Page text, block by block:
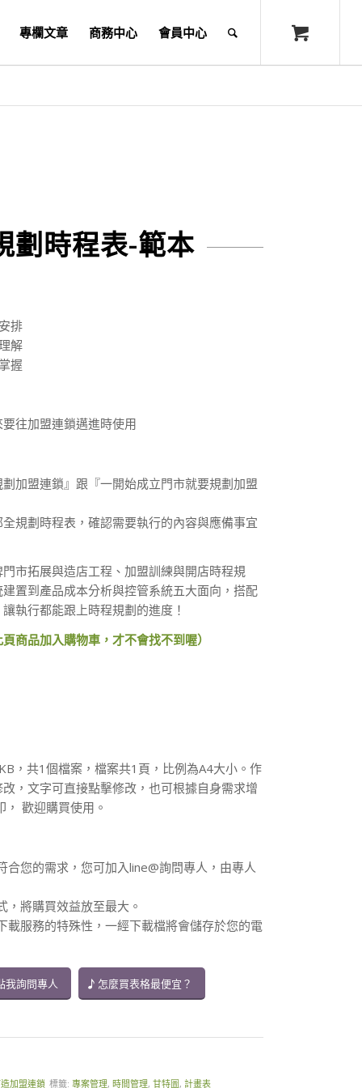
專欄文章 商務中心 會員中心
劃時程表-範本
排
解
握
往加盟連鎖邁進時使用
加盟連鎖』跟『一開始成立門市就要規劃加盟
規劃時程表，確認需要執行的內容與應備事宜
市拓展與造店工程、加盟訓練與開店時程規
置到產品成本分析與控管系統五大面向，搭配
執行都能跟上時程規劃的進度！
商品加入購物車，才不會找不到喔）
，共1個檔案，檔案共1頁，比例為A4大小。作
，文字可直接點擊修改，也可根據自身需求增
歡迎購買使用。
合您的需求，您可加入line@詢問專人，由專人
，將購買效益放至最大。
載服務的特殊性，一經下載檔將會儲存於您的電
我詢問專人 怎麼買表格最便宜？
加盟連鎖 標籤: 專案管理, 時間管理, 甘特圖, 計畫表